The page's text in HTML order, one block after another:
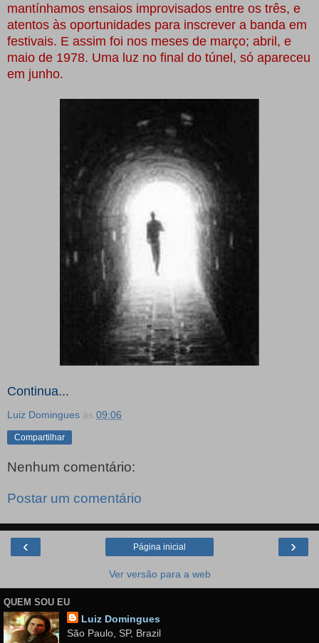
mantínhamos ensaios improvisados entre os três, e
atentos às oportunidades para inscrever a banda em
festivais. E assim foi nos meses de março; abril, e
maio de 1978. Uma luz no final do túnel, só apareceu
em junho.
Continua...
Luiz Domingues às 09:06
Compartilhar
Nenhum comentário:
Postar um comentário
‹ ›
Página inicial
Ver versão para a web
QUEM SOU EU
Luiz Domingues
São Paulo, SP, Brazil